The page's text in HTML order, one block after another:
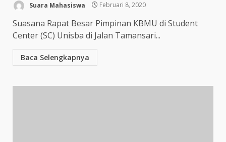
Suara Mahasiswa Februari 8, 2020
Suasana Rapat Besar Pimpinan KBMU di Student
Center (SC) Unisba di Jalan Tamansari...
Baca Selengkapnya